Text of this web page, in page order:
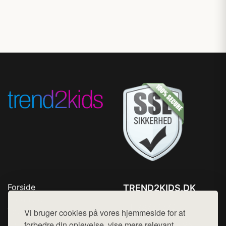
Vi bruger cookies på vores hjemmeside for at
Forside
Top Rabatter
Blog
TREND2KIDS.DK
Mail: hej@want.dk